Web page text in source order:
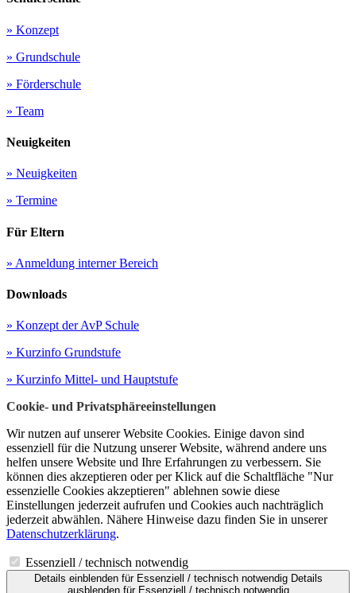
» Konzept
» Grundschule
» Förderschule
» Team
Neuigkeiten
» Neuigkeiten
» Termine
Für Eltern
» Anmeldung interner Bereich
Downloads
» Konzept der AvP Schule
» Kurzinfo Grundstufe
» Kurzinfo Mittel- und Hauptstufe
Cookie- und Privatsphäreeinstellungen
Wir nutzen auf unserer Website Cookies. Einige davon sind
essenziell für die Nutzung unserer Website, während andere uns
helfen unsere Website und Ihre Erfahrungen zu verbessern. Sie
können dies akzeptieren oder per Klick auf die Schaltfläche "Nur
essenzielle Cookies akzeptieren" ablehnen sowie diese
Einstellungen jederzeit aufrufen und Cookies auch nachträglich
jederzeit abwählen. Nähere Hinweise dazu finden Sie in unserer
Datenschutzerklärung.
Essenziell / technisch notwendig
Details einblendenfür Essenziell / technisch notwendig Details
ausblendenfür Essenziell / technisch notwendig